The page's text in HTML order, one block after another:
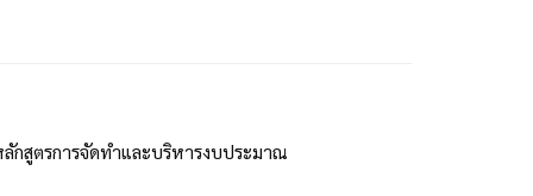
กสูตรการจัดทำและบริหารงบประมาณ